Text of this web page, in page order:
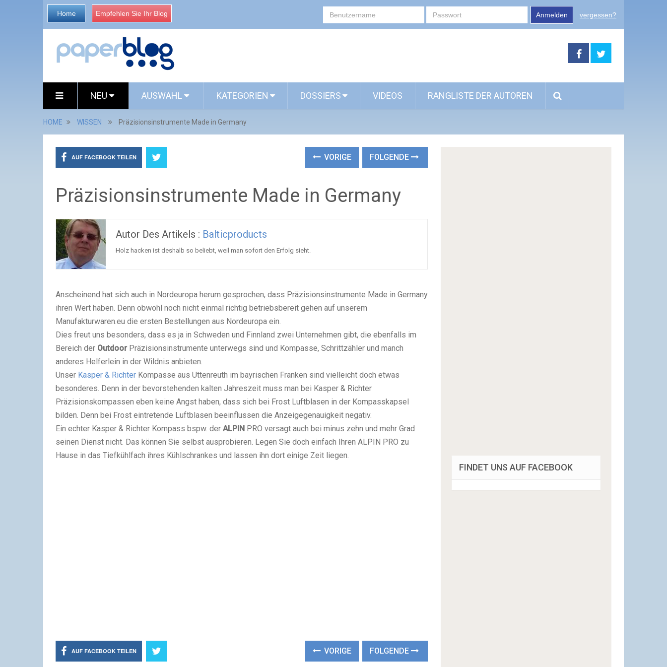
Home Empfehlen Sie Ihr Blog Anmelden vergessen?
NEU AUSWAHL KATEGORIEN DOSSIERS VIDEOS RANGLISTE DER AUTOREN
HOME WISSEN Präzisionsinstrumente Made in Germany
AUF FACEBOOK TEILEN VORIGE FOLGENDE
Präzisionsinstrumente Made in Germany
Autor Des Artikels : Balticproducts
Holz hacken ist deshalb so beliebt, weil man sofort den Erfolg sieht.
Anscheinend hat sich auch in Nordeuropa herum gesprochen, dass Präzisionsinstrumente Made in Germany
ihren Wert haben. Denn obwohl noch nicht einmal richtig betriebsbereit gehen auf unserem
Manufakturwaren.eu die ersten Bestellungen aus Nordeuropa ein.
Dies freut uns besonders, dass es ja in Schweden und Finnland zwei Unternehmen gibt, die ebenfalls im
Bereich der Outdoor Präzisionsinstrumente unterwegs sind und Kompasse, Schrittzähler und manch
anderes Helferlein in der Wildnis anbieten.
Unser Kasper & Richter Kompasse aus Uttenreuth im bayrischen Franken sind vielleicht doch etwas
besonderes. Denn in der bevorstehenden kalten Jahreszeit muss man bei Kasper & Richter
Präzisionskompassen eben keine Angst haben, dass sich bei Frost Luftblasen in der Kompasskapsel
bilden. Denn bei Frost eintretende Luftblasen beeinflussen die Anzeigegenauigkeit negativ.
Ein echter Kasper & Richter Kompass bspw. der ALPIN PRO versagt auch bei minus zehn und mehr Grad
seinen Dienst nicht. Das können Sie selbst ausprobieren. Legen Sie doch einfach Ihren ALPIN PRO zu
Hause in das Tiefkühlfach ihres Kühlschrankes und lassen ihn dort einige Zeit liegen.
AUF FACEBOOK TEILEN VORIGE FOLGENDE
FINDET UNS AUF FACEBOOK